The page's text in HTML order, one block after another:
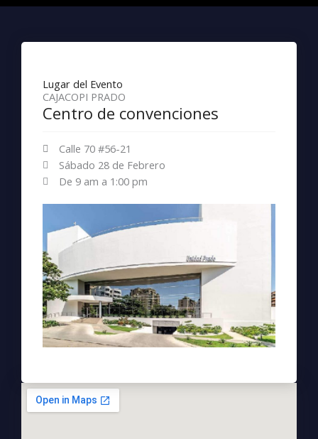
Lugar del Evento
CAJACOPI PRADO
Centro de convenciones
Calle 70 #56-21
Sábado 28 de Febrero
De 9 am a 1:00 pm